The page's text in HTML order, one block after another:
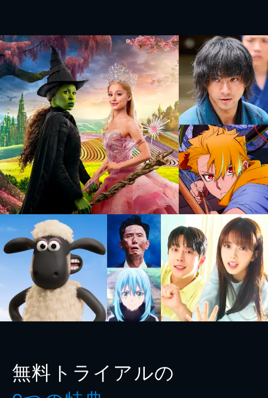
無料トライアルの